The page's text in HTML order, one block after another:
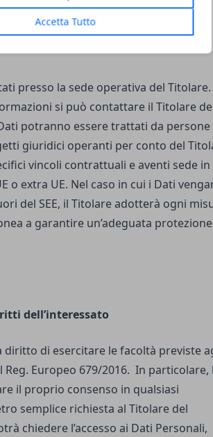
Accetta Tutto
e trasferimento dei Dati
presso la sede operativa del Titolare.
si può contattare il Titolare
potranno essere trattati da persone
giuridici operanti per conto del
vincoli contrattuali e aventi sede in
o extra UE. Nel caso in cui i Dati
del SEE, il Titolare adotterà ogni
a garantire un’adeguata protezione
dell’interessato
diritto di esercitare le facoltà previste
Reg. Europeo 679/2016. In particolare,
il proprio consenso in qualsiasi
semplice richiesta al Titolare del
chiedere l’accesso ai Dati Personali,